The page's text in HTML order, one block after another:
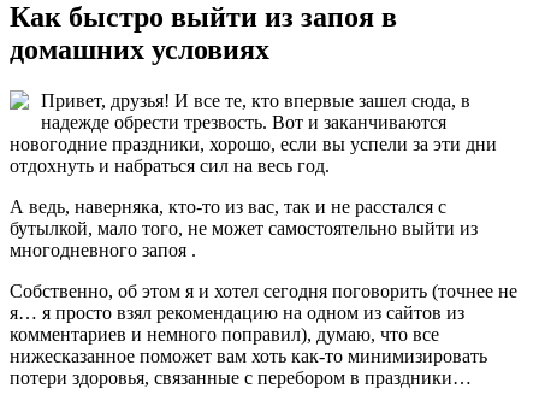
Как быстро выйти из запоя в
домашних условиях
Привет, друзья! И все те, кто впервые зашел сюда, в
надежде обрести трезвость. Вот и заканчиваются
новогодние праздники, хорошо, если вы успели за эти дни
отдохнуть и набраться сил на весь год.
А ведь, наверняка, кто-то из вас, так и не расстался с
бутылкой, мало того, не может самостоятельно выйти из
многодневного запоя .
Собственно, об этом я и хотел сегодня поговорить (точнее не
я… я просто взял рекомендацию на одном из сайтов из
комментариев и немного поправил), думаю, что все
нижесказанное поможет вам хоть как-то минимизировать
потери здоровья, связанные с перебором в праздники…